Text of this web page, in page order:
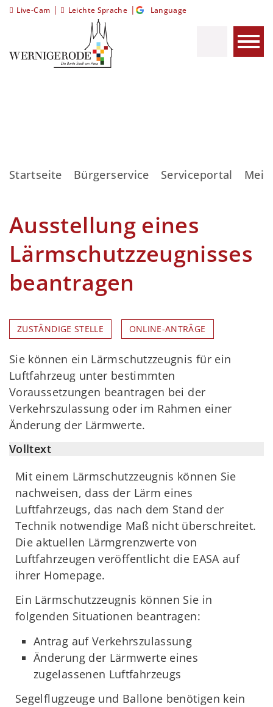
Live-Cam | Leichte Sprache | Language
Startseite Bürgerservice Serviceportal
Ausstellung eines
Lärmschutzzeugnisses
beantragen
ZUSTÄNDIGE STELLE ONLINE-ANTRÄGE
Sie können ein Lärmschutzzeugnis für ein
Luftfahrzeug unter bestimmten
Voraussetzungen beantragen bei der
Verkehrszulassung oder im Rahmen einer
Änderung der Lärmwerte.
Volltext
Mit einem Lärmschutzzeugnis können Sie
nachweisen, dass der Lärm eines
Luftfahrzeugs, das nach dem Stand der
Technik notwendige Maß nicht überschreitet.
Die aktuellen Lärmgrenzwerte von
Luftfahrzeugen veröffentlicht die EASA auf
ihrer Homepage.
Ein Lärmschutzzeugnis können Sie in
folgenden Situationen beantragen:
Antrag auf Verkehrszulassung
Änderung der Lärmwerte eines
zugelassenen Luftfahrzeugs
Segelflugzeuge und Ballone benötigen kein